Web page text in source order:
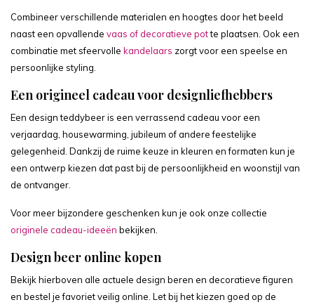
Combineer verschillende materialen en hoogtes door het beeld
naast een opvallende vaas of decoratieve potte plaatsen. Ook een
combinatie met sfeervolle kandelaars zorgt voor een speelse en
persoonlijke styling.
Een origineel cadeau voor designliefhebbers
Een design teddybeer is een verrassend cadeau voor een
verjaardag, housewarming, jubileum of andere feestelijke
gelegenheid. Dankzij de ruime keuze in kleuren en formaten kun je
een ontwerp kiezen dat past bij de persoonlijkheid en woonstijl van
de ontvanger.
Voor meer bijzondere geschenken kun je ook onze collectie
originele cadeau-ideeën bekijken.
Design beer online kopen
Bekijk hierboven alle actuele design beren en decoratieve figuren
en bestel je favoriet veilig online. Let bij het kiezen goed op de